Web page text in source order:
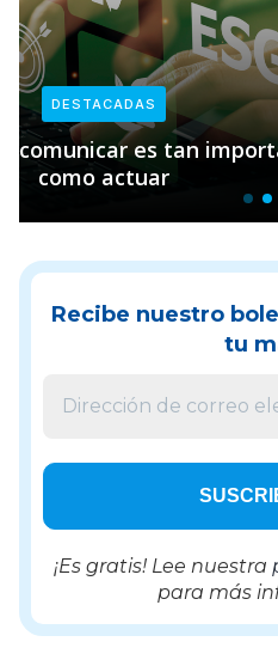
Empresas y
Recibe nuestro
tu
¡Es gratis! Lee nuestra
para más